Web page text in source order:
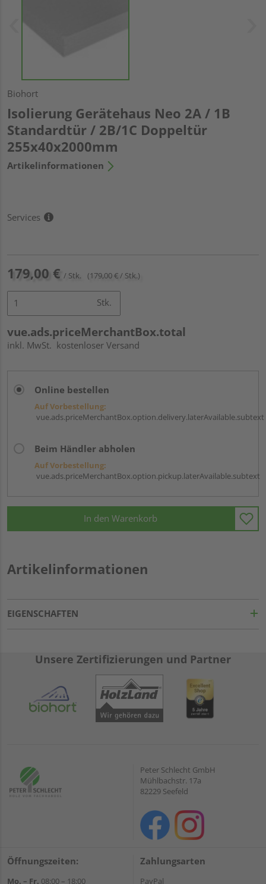
Biohort
Isolierung Gerätehaus Neo 2A / 1B
Standardtür / 2B/1C Doppeltür
255x40x2000mm
Artikelinformationen
Services
179,00 € / Stk. (179,00 € / Stk.)
Stk.
vue.ads.priceMerchantBox.total
inkl. MwSt. kostenloser Versand
Online bestellen
Auf Vorbestellung:
vue.ads.priceMerchantBox.option.delivery.laterAvailable.subtext
Beim Händler abholen
Auf Vorbestellung:
vue.ads.priceMerchantBox.option.pickup.laterAvailable.subtext
In den Warenkorb
Artikelinformationen
EIGENSCHAFTEN
Unsere Zertifizierungen und Partner
Peter Schlecht GmbH
Mühlbachstr. 17a
82229 Seefeld
Öffnungszeiten:
Mo. – Fr. 08:00 – 18:00
Zahlungsarten
PayPal